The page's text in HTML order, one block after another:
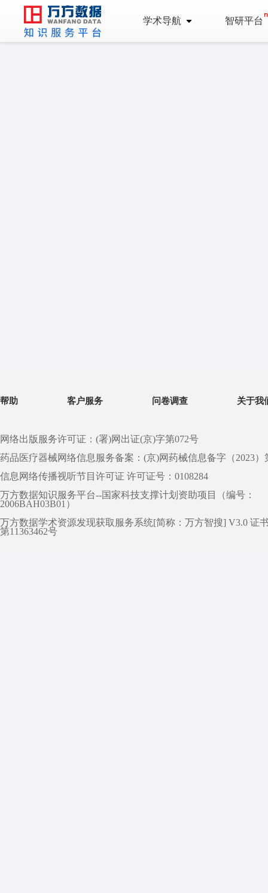
学术导航 智研平台
帮助 客户服务 问卷调查 关于我
网络出版服务许可证：(署)网出证(京)字第072号
药品医疗器械网络信息服务备案：(京)网药械信息备字（2023）
信息网络传播视听节目许可证 许可证号：0108284
万方数据知识服务平台--国家科技支撑计划资助项目（编号：
2006BAH03B01）
万方数据学术资源发现获取服务系统[简称：万方智搜] V3.0 证
第11363462号